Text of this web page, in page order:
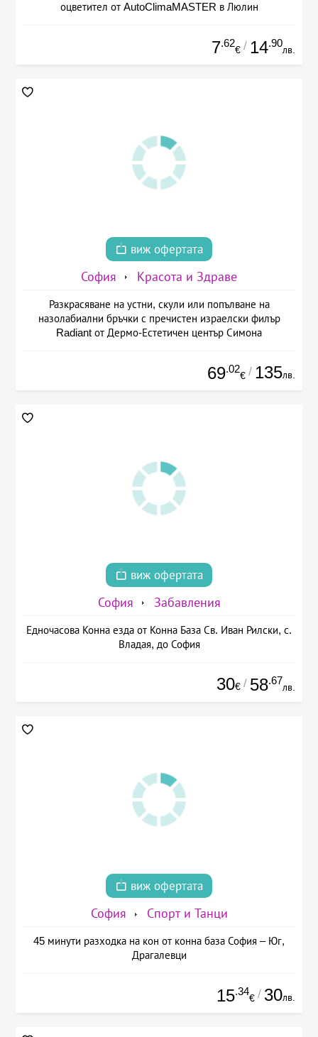
оцветител от AutoClimaMASTER в Люлин
7.62
€ / 14.90
лв.
виж офертата
София Красота и Здраве
Разкрасяване на устни, скули или попълване на
назолабиални бръчки с пречистен израелски филър
Radiant от Дермо-Естетичен център Симона
69.02
€ / 135лв.
виж офертата
София Забавления
Едночасова Конна езда от Конна База Св. Иван Рилски, с.
Владая, до София
30€ / 58.67
лв.
виж офертата
София Спорт и Танци
45 минути разходка на кон от конна база София – Юг,
Драгалевци
15.34
€ / 30лв.